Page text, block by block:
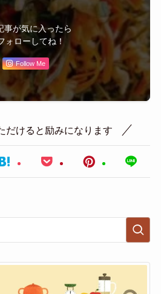
事が気に入ったら
ォローしてね！
Follow Me
だけると励みになります